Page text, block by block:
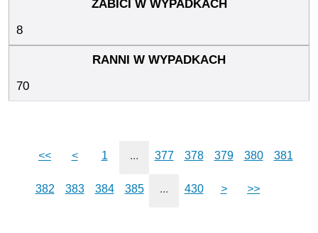
8
70
<< < 1 ... 377 378 379 380 381
382 383 384 385 ... 430 > >>